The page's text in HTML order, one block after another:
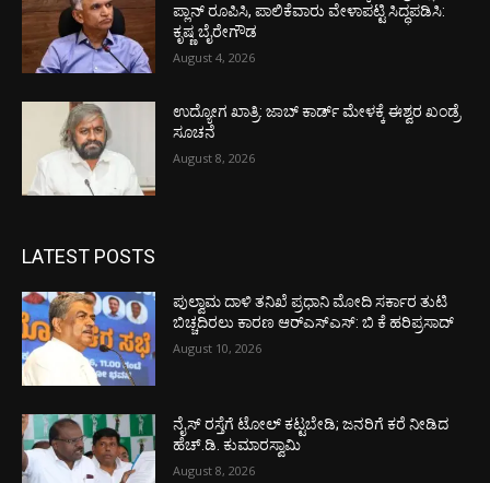
ಪ್ಲಾನ್ ರೂಪಿಸಿ, ಪಾಲಿಕೆವಾರು ವೇಳಾಪಟ್ಟಿ ಸಿದ್ಧಪಡಿಸಿ:
ಕೃಷ್ಣ ಬೈರೇಗೌಡ
August 4, 2026
ಉದ್ಯೋಗ ಖಾತ್ರಿ: ಜಾಬ್ ಕಾರ್ಡ್ ಮೇಳಕ್ಕೆ ಈಶ್ವರ ಖಂಡ್ರೆ
ಸೂಚನೆ
August 8, 2026
LATEST POSTS
ಪುಲ್ವಾಮ ದಾಳಿ ತನಿಖೆ ಪ್ರಧಾನಿ ಮೋದಿ ಸರ್ಕಾರ ತುಟಿ
ಬಿಚ್ಚದಿರಲು ಕಾರಣ ಆರ್‌ಎಸ್ಎಸ್: ಬಿ ಕೆ ಹರಿಪ್ರಸಾದ್
August 10, 2026
ನೈಸ್ ರಸ್ತೆಗೆ ಟೋಲ್ ಕಟ್ಟಬೇಡಿ; ಜನರಿಗೆ ಕರೆ ನೀಡಿದ
ಹೆಚ್.ಡಿ. ಕುಮಾರಸ್ವಾಮಿ
August 8, 2026